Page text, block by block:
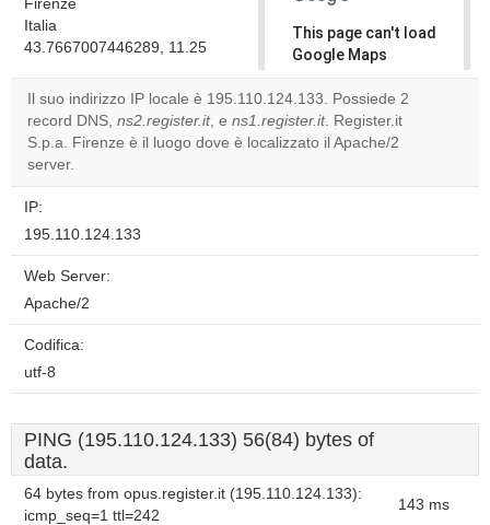
Firenze
Italia
43.7667007446289, 11.25
This page can't load
Google Maps
correctly.
Do you
own this
Il suo indirizzo IP locale è 195.110.124.133. Possiede 2
record DNS, ns2.register.it, e ns1.register.it. Register.it
S.p.a. Firenze è il luogo dove è localizzato il Apache/2
server.
IP:
195.110.124.133
Web Server:
Apache/2
Codifica:
utf-8
PING (195.110.124.133) 56(84) bytes of
data.
64 bytes from opus.register.it (195.110.124.133):
icmp_seq=1 ttl=242
143 ms